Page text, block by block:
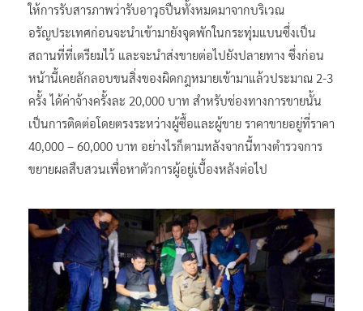
ให้การรับสารภาพว่ารับอาวุธปืนทั้งหมดมาจากบริเวณ
อรัญประเทศก่อนจะนำเข้ามายังจุดพักในกระทุ่มแบนซึ่งเป็น
สถานที่ที่เตรียมไว้ และจะนำส่งขายต่อไปยังปลายทาง ซึ่งก่อน
หน้านี้เคยลักลอบขนสิ่งของผิดกฎหมายเข้ามาแล้วประมาณ 2-3
ครั้ง ได้ค่าจ้างครั้งละ 20,000 บาท สำหรับช่องทางการขายนั้น
เป็นการติดต่อโดยตรงระหว่างผู้ซื้อและผู้ขาย ราคาขายอยู่ที่ราคา
40,000 – 60,000 บาท อย่างไรก็ตามหลังจากนี้ทางตำรวจการ
ขยายผลสืบสวนเพื่อหาตัวการผู้อยู่เบื้องหลังต่อไป